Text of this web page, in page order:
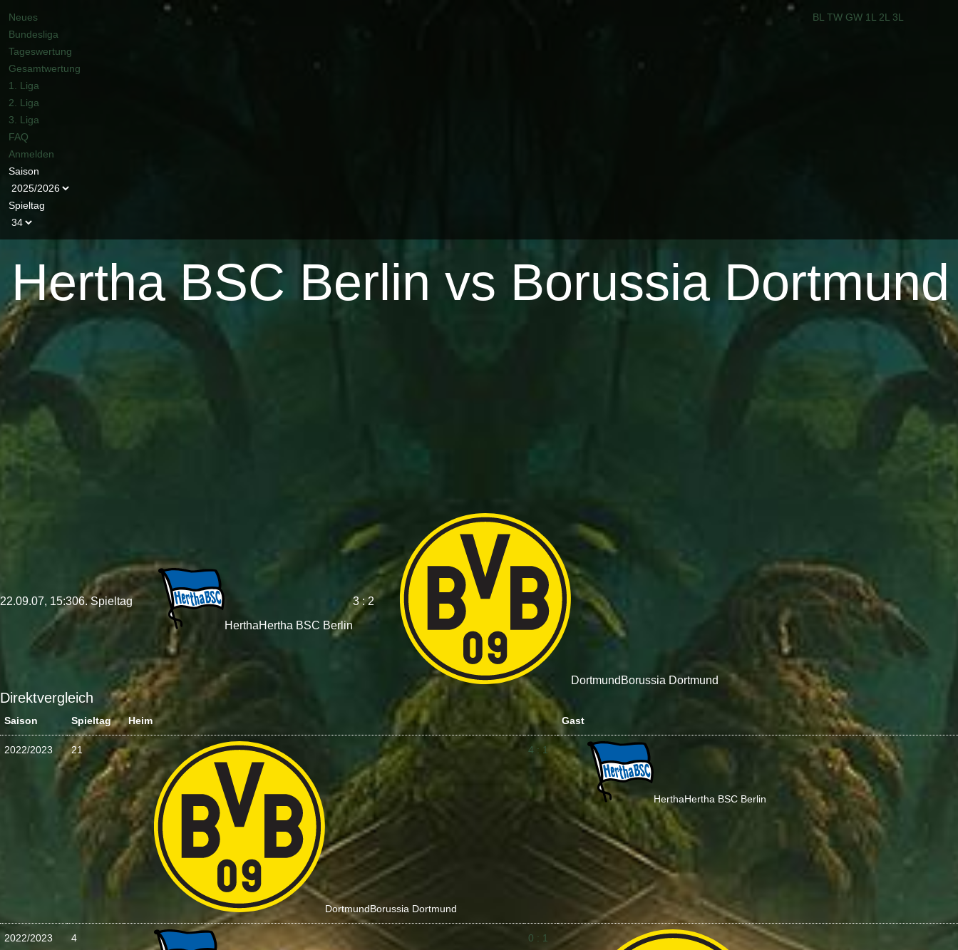
Neues
Bundesliga
Tageswertung
Gesamtwertung
1. Liga
2. Liga
3. Liga
FAQ
Anmelden
BL TW GW 1L 2L 3L
Saison
Spieltag
Hertha BSC Berlin vs Borussia Dortmund
22.09.07, 15:306. Spieltag
HerthaHertha BSC Berlin
3 : 2
Dortmund Borussia Dortmund
Direktvergleich
Saison Spieltag Heim Gast
2022/2023 21
DortmundBorussia Dortmund
4 : 1
HerthaHertha BSC Berlin
2022/2023 4 0 : 1